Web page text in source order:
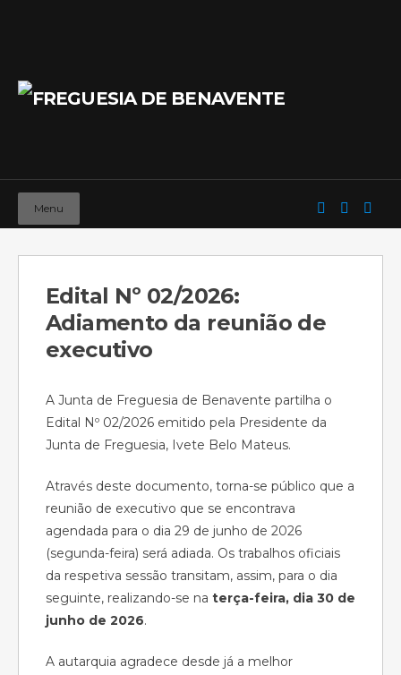
Menu
Edital Nº 02/2026:
Adiamento da reunião de
executivo
A Junta de Freguesia de Benavente partilha o
Edital Nº 02/2026 emitido pela Presidente da
Junta de Freguesia, Ivete Belo Mateus.
Através deste documento, torna-se público que a
reunião de executivo que se encontrava
agendada para o dia 29 de junho de 2026
(segunda-feira) será adiada. Os trabalhos oficiais
da respetiva sessão transitam, assim, para o dia
seguinte, realizando-se na terça-feira, dia 30 de
junho de 2026.
A autarquia agradece desde já a melhor